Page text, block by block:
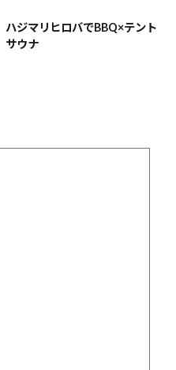
ハジマリヒロバでBBQ×テント
サウナ